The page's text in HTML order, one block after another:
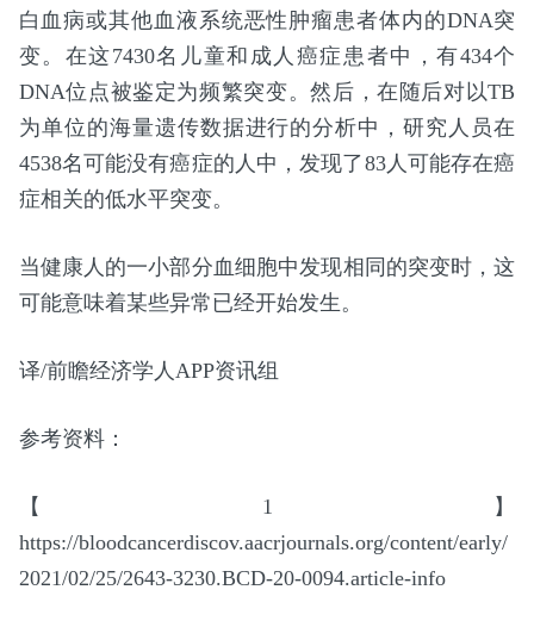
白血病或其他血液系统恶性肿瘤患者体内的DNA突
变。在这7430名儿童和成人癌症患者中，有434个
DNA位点被鉴定为频繁突变。然后，在随后对以TB
为单位的海量遗传数据进行的分析中，研究人员在
4538名可能没有癌症的人中，发现了83人可能存在癌
症相关的低水平突变。
当健康人的一小部分血细胞中发现相同的突变时，这
可能意味着某些异常已经开始发生。
译/前瞻经济学人APP资讯组
参考资料：
【1】
https://bloodcancerdiscov.aacrjournals.org/content/early/
2021/02/25/2643-3230.BCD-20-0094.article-info